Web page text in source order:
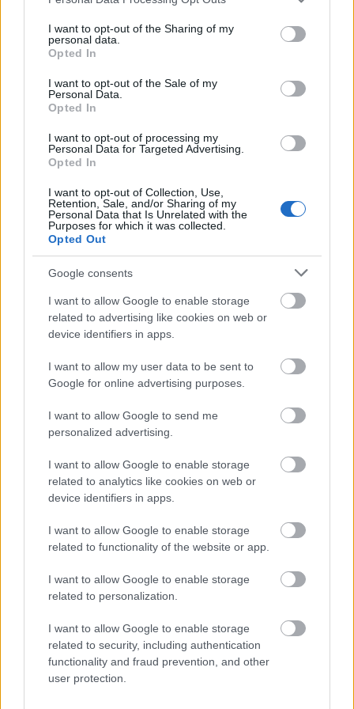
not limited to your visit or usage behaviour. You may click to
grant or deny consent to Google and its third-party tags to
use your data for below specified purposes in below Google
consent section.
I want to opt-out of the Sharing of my
personal data.
Opted In
I want to opt-out of the Sale of my
Personal Data.
Opted In
I want to opt-out of processing my
Personal Data for Targeted Advertising.
Opted In
I want to opt-out of Collection, Use,
Retention, Sale, and/or Sharing of my
Personal Data that Is Unrelated with the
Purposes for which it was collected.
Opted Out
Google consents
I want to allow Google to enable storage
related to advertising like cookies on web or
device identifiers in apps.
I want to allow my user data to be sent to
Google for online advertising purposes.
I want to allow Google to send me
personalized advertising.
I want to allow Google to enable storage
related to analytics like cookies on web or
device identifiers in apps.
I want to allow Google to enable storage
related to functionality of the website or app.
I want to allow Google to enable storage
related to personalization.
I want to allow Google to enable storage
related to security, including authentication
functionality and fraud prevention, and other
user protection.
töltődik fel, s ezt tovább is adja, akárcsak az égitestek.…..
Rákóczi Tábor (SWB) - 2017 Határon innen és túl - Zrínyi csapat
2017.07.02 02:12:34
Sajnálatos módon esős idő várt ránk, de ez senkit sem
akadályozott meg abban, hogy jól szórakozzunk és énekeljünk.
Kassán megtekinthettük a Szent Erzsébet Dómot, és II. Rákóczi
Ferenc sírját, és a kriptában található többi sírral együtt.
Mindenki helyénvalónak érezte a magyar himnusz eléneklését
Rákóczi Tábor (SWB) - 2017 Bethlen csapat: első nap
2017.07.01
09:52:20
Reggel 7-kor, amikor még a Zrínyisek a másik felükre fordultak,
mi már az étkező ajtajában toprogva vártunk a reggelire. Fél 8-
kor már indulásra készülődve a busz mellett sorakoztunk. Az
úton a vezetőink ismertették a programunkat, ez idő alatt
Rákóczi Tábor (SWB) - 2017 Zrínyi csapat első napja együtt
2017.07.01 02:27:31